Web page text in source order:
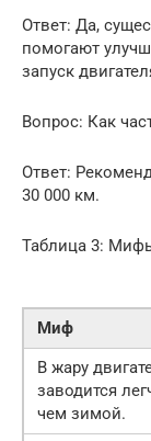
Ответ: Да,
помогают
запуск
Вопрос: Как
Ответ:
30 000 км.
Таблица 3:
Миф
В жару
заводится
чем зимой.